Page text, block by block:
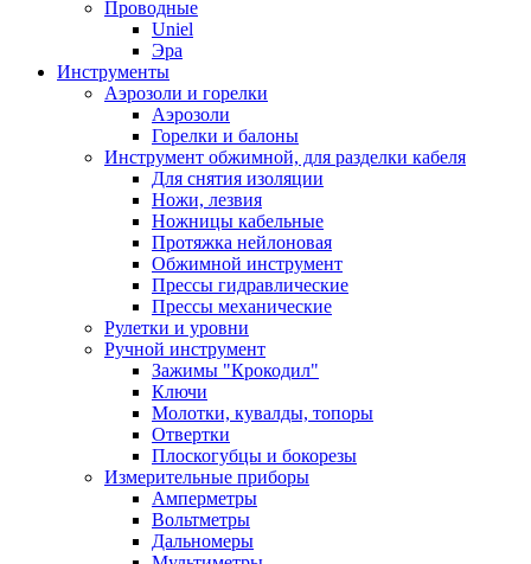
Проводные
Uniel
Эра
Инструменты
Аэрозоли и горелки
Аэрозоли
Горелки и балоны
Инструмент обжимной, для разделки кабеля
Для снятия изоляции
Ножи, лезвия
Ножницы кабельные
Протяжка нейлоновая
Обжимной инструмент
Прессы гидравлические
Прессы механические
Рулетки и уровни
Ручной инструмент
Зажимы "Крокодил"
Ключи
Молотки, кувалды, топоры
Отвертки
Плоскогубцы и бокорезы
Измерительные приборы
Амперметры
Вольтметры
Дальномеры